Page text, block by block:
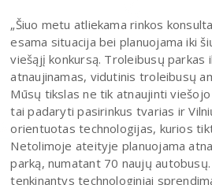
„Šiuo metu atliekama rinkos
esama situacija bei planuojama iki
viešąjį konkursą. Troleibusų parkas
atnaujinamas, vidutinis troleibusų
Mūsų tikslas ne tik atnaujinti
tai padaryti pasirinkus tvarias ir
orientuotas technologijas, kurios
Netolimoje ateityje planuojama
parką, numatant 70 naujų
tenkinantys technologiniai